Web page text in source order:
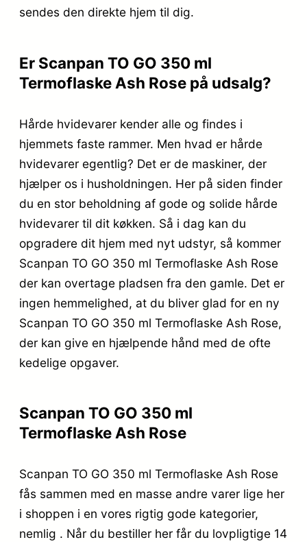
sendes den direkte hjem til dig.
Er Scanpan TO GO 350 ml
Termoflaske Ash Rose på udsalg?
Hårde hvidevarer kender alle og findes i
hjemmets faste rammer. Men hvad er hårde
hvidevarer egentlig? Det er de maskiner, der
hjælper os i husholdningen. Her på siden finder
du en stor beholdning af gode og solide hårde
hvidevarer til dit køkken. Så i dag kan du
opgradere dit hjem med nyt udstyr, så kommer
Scanpan TO GO 350 ml Termoflaske Ash Rose
der kan overtage pladsen fra den gamle. Det er
ingen hemmelighed, at du bliver glad for en ny
Scanpan TO GO 350 ml Termoflaske Ash Rose,
der kan give en hjælpende hånd med de ofte
kedelige opgaver.
Scanpan TO GO 350 ml
Termoflaske Ash Rose
Scanpan TO GO 350 ml Termoflaske Ash Rose
fås sammen med en masse andre varer lige her
i shoppen i en vores rigtig gode kategorier,
nemlig . Når du bestiller her får du lovpligtige 14